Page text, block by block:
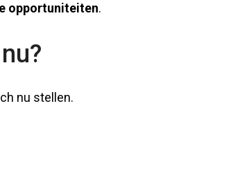
opportuniteiten.
nu stellen.